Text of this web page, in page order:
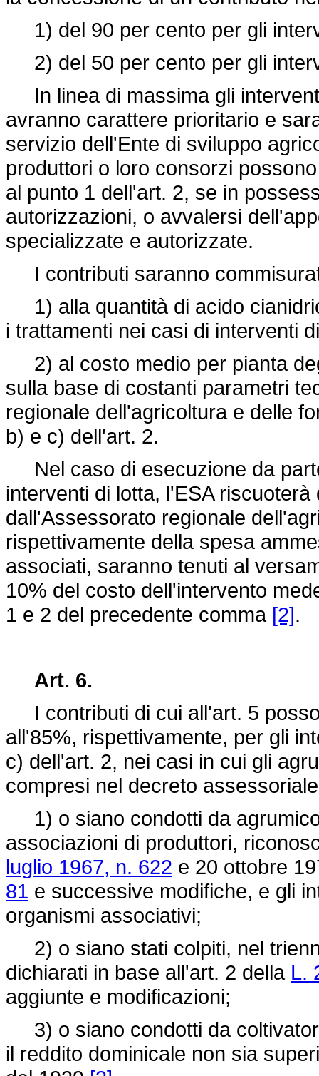
1) del 90 per cento per gli
2) del 50 per cento per gli
In linea di massima gli
avranno carattere prioritario e
servizio dell'Ente di sviluppo
produttori o loro consorzi
al punto 1 dell'art. 2, se in
autorizzazioni, o avvalersi
specializzate e autorizzate.
I contributi saranno
1) alla quantità di acido
i trattamenti nei casi di interventi
2) al costo medio per pianta
sulla base di costanti parametri
regionale dell'agricoltura e delle
b) e c) dell'art. 2.
Nel caso di esecuzione da
interventi di lotta, l'ESA
dall'Assessorato regionale
rispettivamente della spesa
associati, saranno tenuti al
10% del costo dell'intervento
1 e 2 del precedente comma [2].
Art. 6.
I contributi di cui all'art. 5
all'85%, rispettivamente, per gli
c) dell'art. 2, nei casi in cui gli
compresi nel decreto
1) o siano condotti da
associazioni di produttori,
luglio 1967, n. 622 e 20 ottobre
81 e successive modifiche, e gli
organismi associativi;
2) o siano stati colpiti, nel
dichiarati in base all'art. 2 della L.
aggiunte e modificazioni;
3) o siano condotti da
il reddito dominicale non sia